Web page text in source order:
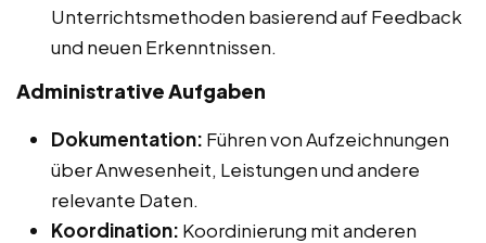
Unterrichtsmethoden basierend auf Feedback
und neuen Erkenntnissen.
Administrative Aufgaben
Dokumentation: Führen von Aufzeichnungen
über Anwesenheit, Leistungen und andere
relevante Daten.
Koordination: Koordinierung mit anderen